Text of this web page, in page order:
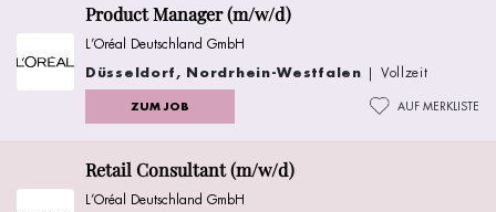
Product Manager (m/w/d)
L’Oréal Deutschland GmbH
Düsseldorf, Nordrhein-Westfalen | Vollzeit
ZUM JOB AUF MERKLISTE
Retail Consultant (m/w/d)
L’Oréal Deutschland GmbH